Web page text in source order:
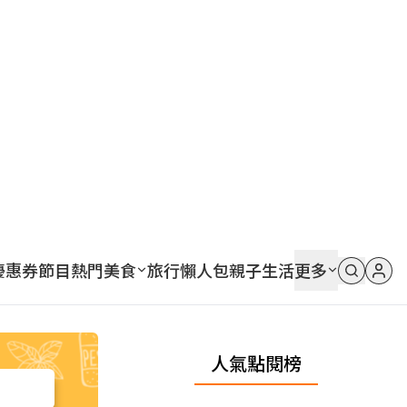
惠券節目熱門美食 旅行懶人包親子生活更多
人氣點閱榜